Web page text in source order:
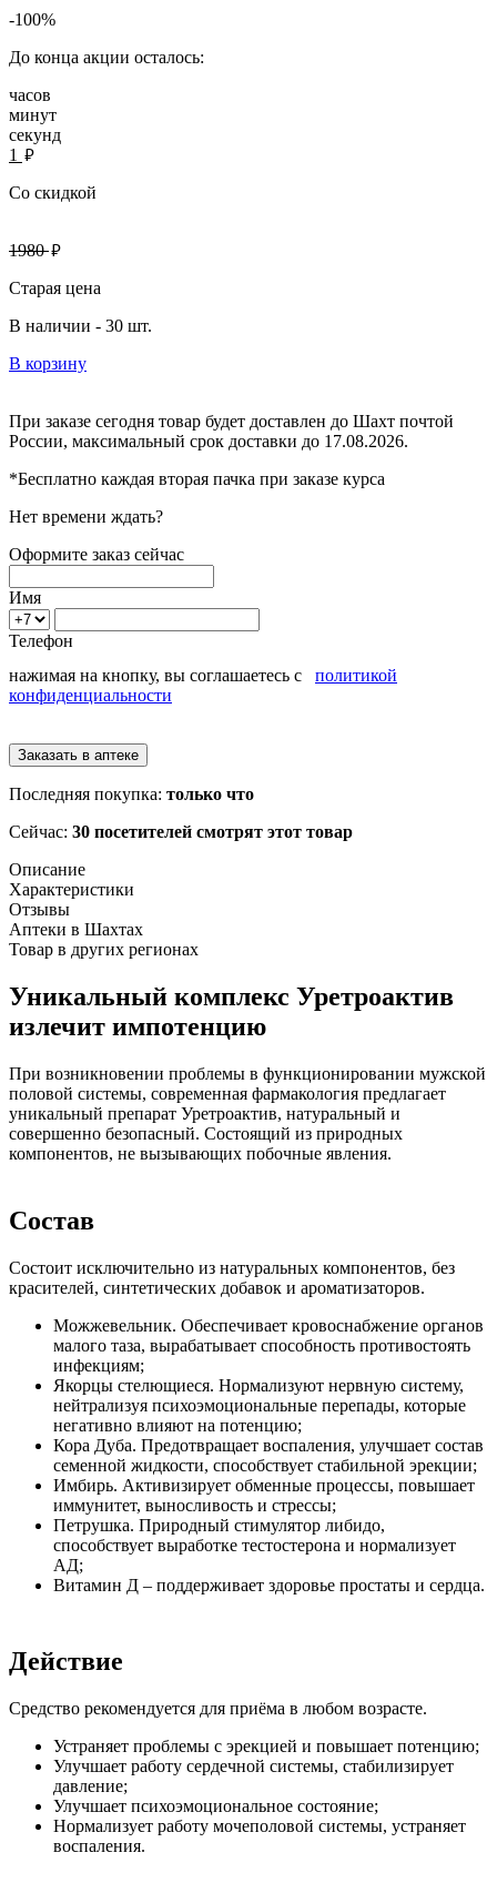
-100%
До конца акции осталось:
часов
минут
секунд
1 руб.
Со скидкой
1980руб.
Старая цена
В наличии - 30 шт.
В корзину
При заказе сегодня товар будет доставлен до Шахт почтой
России, максимальный срок доставки до 17.08.2026.
*Бесплатно каждая вторая пачка при заказе курса
Нет времени ждать?
Оформите заказ сейчас
Имя
Телефон
нажимая на кнопку, вы соглашаетесь с политикой
конфиденциальности
Последняя покупка: только что
Сейчас: 30 посетителей смотрят этот товар
Описание
Характеристики
Отзывы
Аптеки в Шахтах
Товар в других регионах
Уникальный комплекс Уретроактив
излечит импотенцию
При возникновении проблемы в функционировании мужской
половой системы, современная фармакология предлагает
уникальный препарат Уретроактив, натуральный и
совершенно безопасный. Состоящий из природных
компонентов, не вызывающих побочные явления.
Состав
Состоит исключительно из натуральных компонентов, без
красителей, синтетических добавок и ароматизаторов.
Можжевельник. Обеспечивает кровоснабжение органов
малого таза, вырабатывает способность противостоять
инфекциям;
Якорцы стелющиеся. Нормализуют нервную систему,
нейтрализуя психоэмоциональные перепады, которые
негативно влияют на потенцию;
Кора Дуба. Предотвращает воспаления, улучшает состав
семенной жидкости, способствует стабильной эрекции;
Имбирь. Активизирует обменные процессы, повышает
иммунитет, выносливость и стрессы;
Петрушка. Природный стимулятор либидо,
способствует выработке тестостерона и нормализует
АД;
Витамин Д – поддерживает здоровье простаты и сердца.
Действие
Средство рекомендуется для приёма в любом возрасте.
Устраняет проблемы с эрекцией и повышает потенцию;
Улучшает работу сердечной системы, стабилизирует
давление;
Улучшает психоэмоциональное состояние;
Нормализует работу мочеполовой системы, устраняет
воспаления.